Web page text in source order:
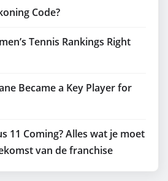
Code?
Tennis Rankings Right
Became a Key Player for
11 Coming? Alles wat je moet
van de franchise